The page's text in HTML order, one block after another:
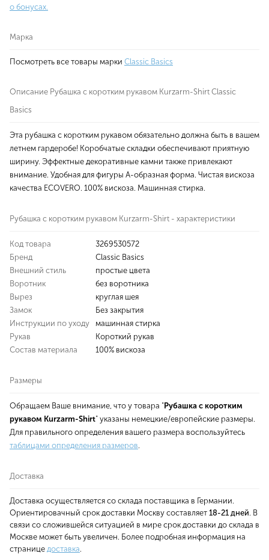
о бонусах.
Марка
Посмотреть все товары марки Classic Basics
Описание Рубашка с коротким рукавом Kurzarm-Shirt Classic
Basics
Эта рубашка с коротким рукавом обязательно должна быть в вашем
летнем гардеробе! Коробчатые складки обеспечивают приятную
ширину. Эффектные декоративные камни также привлекают
внимание. Удобная для фигуры А-образная форма. Чистая вискоза
качества ECOVERO. 100% вискоза. Машинная стирка.
Рубашка с коротким рукавом Kurzarm-Shirt - характеристики
Код товара
3269530572
Бренд
Classic Basics
Внешний стиль
простые цвета
Воротник
без воротника
Вырез
круглая шея
Замок
Без закрытия
Инструкции по уходу
машинная стирка
Рукав
Короткий рукав
Состав материала
100% вискоза
Размеры
Обращаем Ваше внимание, что у товара "Рубашка с коротким
рукавом Kurzarm-Shirt" указаны немецкие/европейские размеры.
Для правильного определения вашего размера воспользуйтесь
таблицами определения размеров
Доставка
Доставка осуществляется со склада поставщика в Германии.
Ориентировачный срок доставки Москву составляет 18-21 дней . В
связи со сложившейся ситуацией в мире срок доставки до склада в
Москве может быть увеличен. Более подробная информация на
странице доставка